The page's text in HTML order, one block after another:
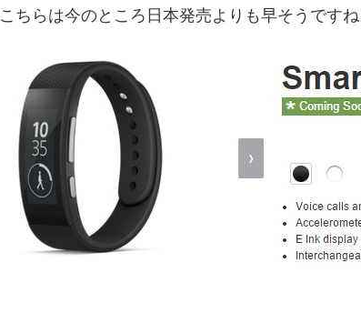
こちらは今のところ日本発売よりも早そうです